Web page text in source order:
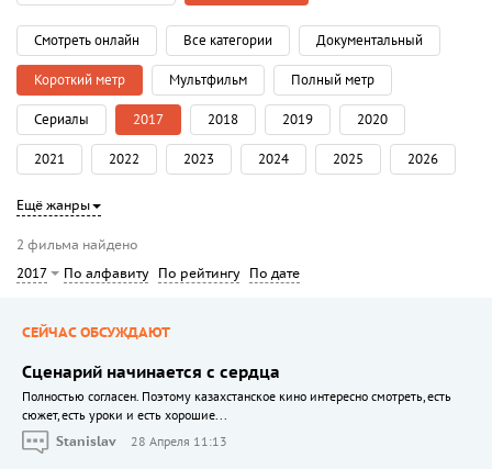
Смотреть онлайн Все категории Документальный
Короткий метр Мультфильм Полный метр
Сериалы 2017 2018 2019 2020
2021 2022 2023 2024 2025 2026
Ещё жанры
2 фильма найдено
2017
По алфавиту По рейтингу По дате
СЕЙЧАС ОБСУЖДАЮТ
Сценарий начинается с сердца
Полностью согласен. Поэтому казахстанское кино интересно смотреть, есть
сюжет, есть уроки и есть хорошие...
Stanislav
28 Апреля 11:13